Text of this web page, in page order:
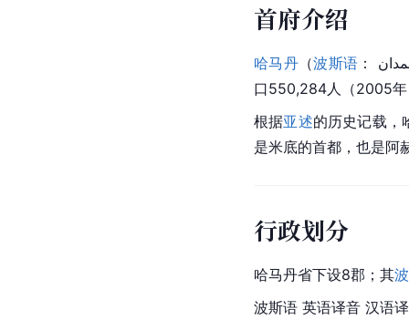
首府介绍
哈马丹（波斯语
口550,284人（2005
根据亚述的历史记载，
是米底的首都，也是阿
行政划分
哈马丹省下设8郡；其
波斯语 英语译音 汉语